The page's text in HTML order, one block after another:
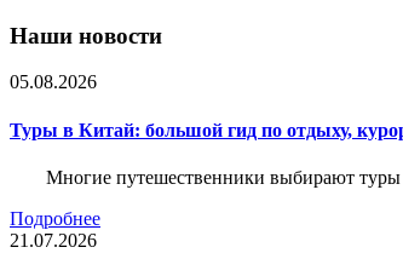
Наши новости
05.08.2026
Туры в Китай: большой гид по отдыху,
Многие путешественники выбирают туры
Подробнее
21.07.2026